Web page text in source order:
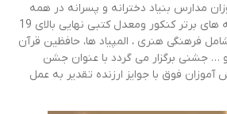
مدارس بنیاد دخترانه و پسرانه در همه
پایه های تحصیلی با رتبه های برتر کنکور ومعدل کتبی نهایی بالای 19
فرهنگی هنری ، المپیاد ها، حافظین قرآن
جشنی برگزار می گردد با عنوان جشن
آموزان فوق با جوایز ارزنده تقدیر به عمل